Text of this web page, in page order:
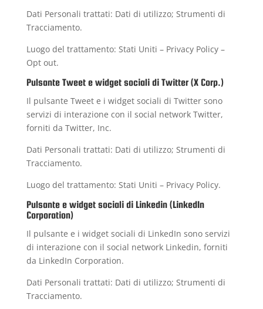
Dati Personali trattati: Dati di utilizzo; Strumenti di
Tracciamento.
Luogo del trattamento: Stati Uniti – Privacy Policy–
Opt out.
Pulsante Tweet e widget sociali di Twitter (X Corp.)
Il pulsante Tweet e i widget sociali di Twitter sono
servizi di interazione con il social network Twitter,
forniti da Twitter, Inc.
Dati Personali trattati: Dati di utilizzo; Strumenti di
Tracciamento.
Luogo del trattamento: Stati Uniti – Privacy Policy.
Pulsante e widget sociali di Linkedin (LinkedIn
Corporation)
Il pulsante e i widget sociali di LinkedIn sono servizi
di interazione con il social network Linkedin, forniti
da LinkedIn Corporation.
Dati Personali trattati: Dati di utilizzo; Strumenti di
Tracciamento.